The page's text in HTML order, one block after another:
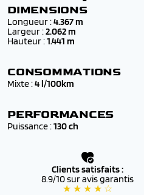
✔️Neufs* ou 0 km
conformité européen (COC)
✔️ Couvert par la
dans tout le réseau
✔️ Éligibles aufinancement
(bonus écologique, reprise,
définitive
DIMENSIONS
Longueur :4.367 m
Largeur :2.062 m
Hauteur :1.441 m
CONSOMMATIONS
Mixte :4 l/100km
PERFORMANCES
Puissance :130 ch
Clients satisfaits :
8.9/10 sur avis garantis
★ ★ ★ ★ ☆